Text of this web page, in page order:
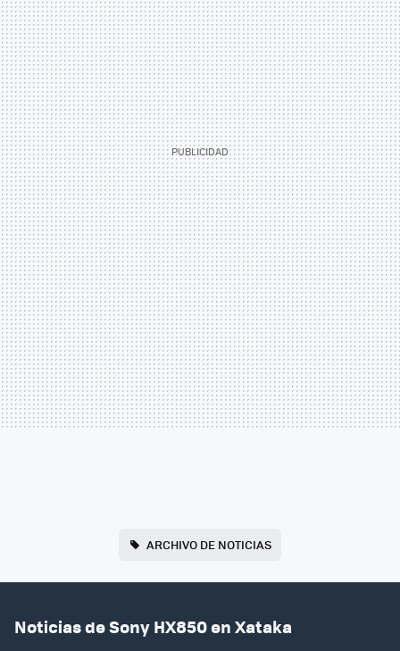
ARCHIVO DE NOTICIAS
Noticias de Sony HX850 en Xataka